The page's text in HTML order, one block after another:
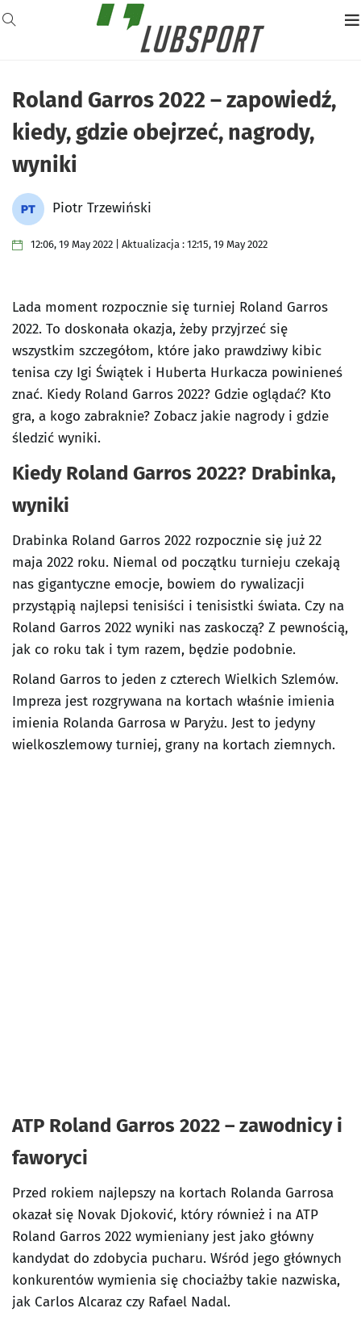
Roland Garros 2022 – zapowiedź,
kiedy, gdzie obejrzeć, nagrody,
wyniki
Piotr Trzewiński
12:06, 19 May 2022 | Aktualizacja : 12:15, 19 May 2022
Lada moment rozpocznie się turniej Roland Garros
2022. To doskonała okazja, żeby przyjrzeć się
wszystkim szczegółom, które jako prawdziwy kibic
tenisa czy Igi Świątek i Huberta Hurkacza powinieneś
znać. Kiedy Roland Garros 2022? Gdzie oglądać? Kto
gra, a kogo zabraknie? Zobacz jakie nagrody i gdzie
śledzić wyniki.
Kiedy Roland Garros 2022? Drabinka,
wyniki
Drabinka Roland Garros 2022 rozpocznie się już 22
maja 2022 roku. Niemal od początku turnieju czekają
nas gigantyczne emocje, bowiem do rywalizacji
przystąpią najlepsi tenisiści i tenisistki świata. Czy na
Roland Garros 2022 wyniki nas zaskoczą? Z pewnością,
jak co roku tak i tym razem, będzie podobnie.
Roland Garros to jeden z czterech Wielkich Szlemów.
Impreza jest rozgrywana na kortach właśnie imienia
imienia Rolanda Garrosa w Paryżu. Jest to jedyny
wielkoszlemowy turniej, grany na kortach ziemnych.
ATP Roland Garros 2022 – zawodnicy i
faworyci
Przed rokiem najlepszy na kortach Rolanda Garrosa
okazał się Novak Djoković, który również i na ATP
Roland Garros 2022 wymieniany jest jako główny
kandydat do zdobycia pucharu. Wśród jego głównych
konkurentów wymienia się chociażby takie nazwiska,
jak Carlos Alcaraz czy Rafael Nadal.